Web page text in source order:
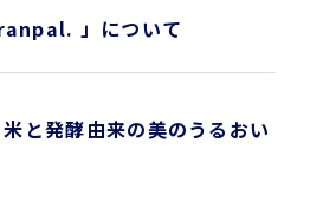
」について
と発酵由来の美のうるおい